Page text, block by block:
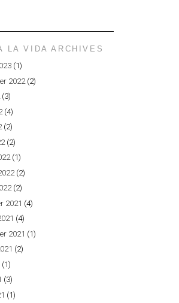
LA VIDA ARCHIVES
(1)
2022 (2)
(3)
(4)
(2)
(2)
(1)
(2)
(2)
2021 (4)
(4)
2021 (1)
(2)
(1)
(3)
(1)